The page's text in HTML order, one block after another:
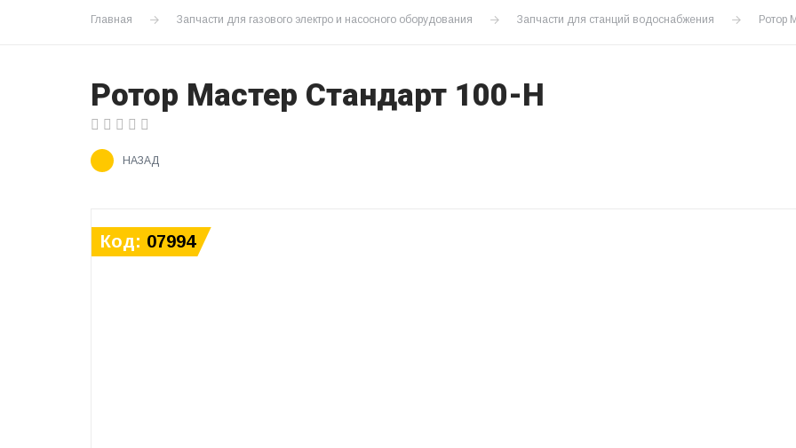
Главная Запчасти для газового электро и насосного оборудования Запчасти для станций водоснабжения Ротор
Ротор Мастер Стандарт 100-Н
НАЗАД
Код: 07994